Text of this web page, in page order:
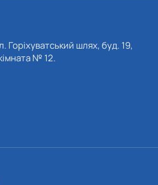
Горіхуватський шлях, буд. 19,
№ 12.